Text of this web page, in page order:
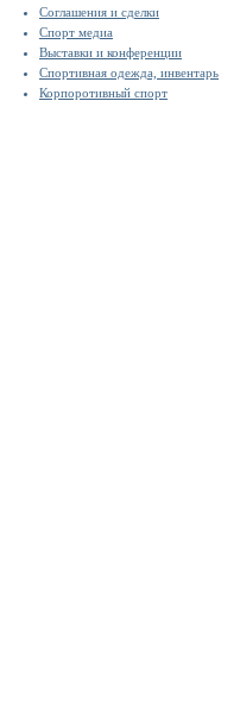
Соглашения и сделки
Спорт медиа
Выставки и конференции
Спортивная одежда, инвентарь
Корпоротивный спорт